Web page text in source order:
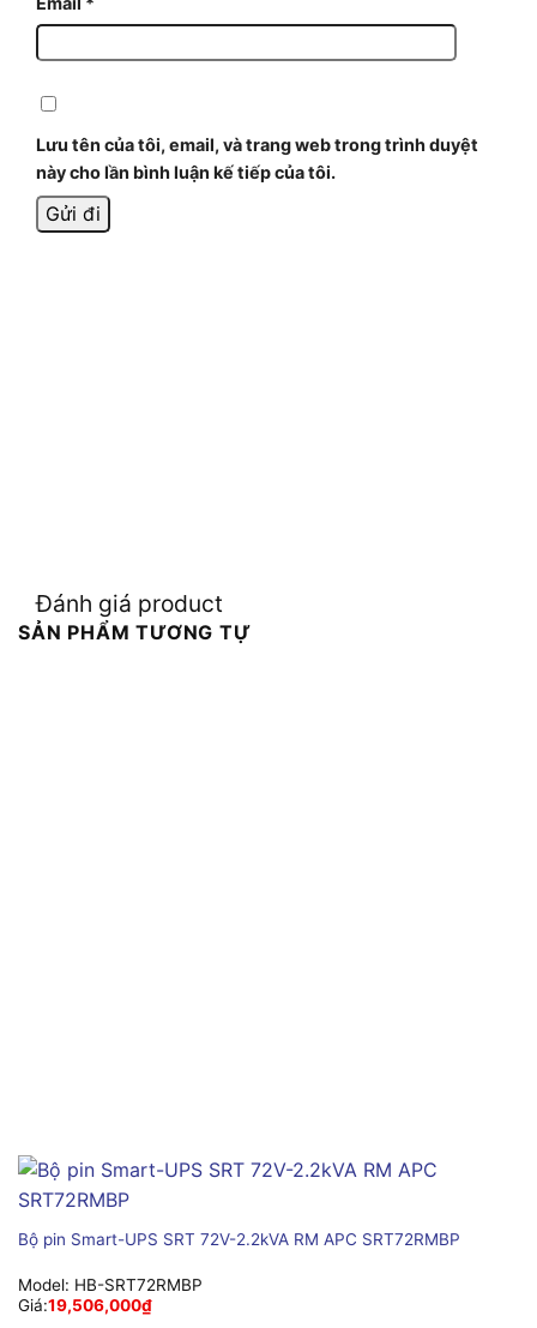
Lưu tên của tôi, email, và trang web trong trình duyệt
này cho lần bình luận kế tiếp của tôi.
Đánh giá product
SẢN PHẨM TƯƠNG TỰ
Bộ pin Smart-UPS SRT 72V-2.2kVA RM APC SRT72RMBP
Model: HB-SRT72RMBP
Giá:19,506,000₫